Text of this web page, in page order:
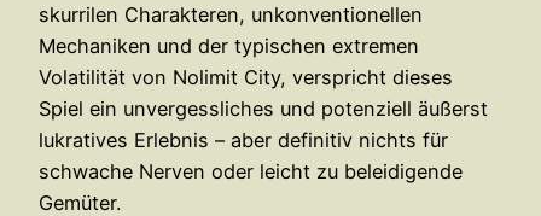
skurrilen Charakteren, unkonventionellen
Mechaniken und der typischen extremen
Volatilität von Nolimit City, verspricht dieses
Spiel ein unvergessliches und potenziell äußerst
lukratives Erlebnis – aber definitiv nichts für
schwache Nerven oder leicht zu beleidigende
Gemüter.